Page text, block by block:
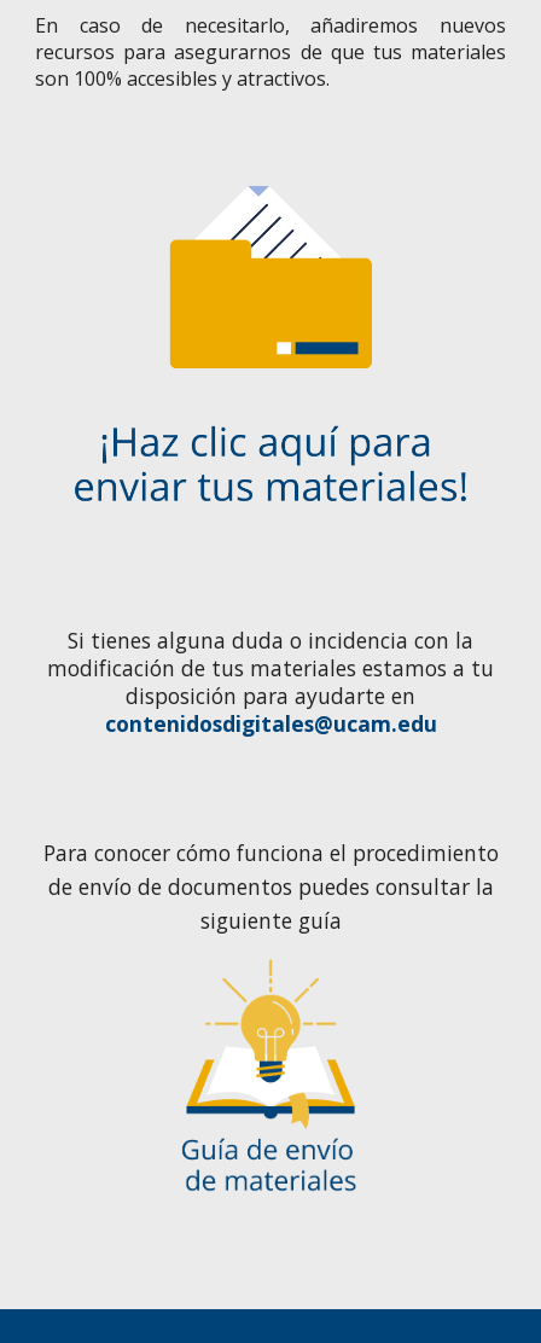
En caso de necesitarlo, añadiremos nuevos
recursos para asegurarnos de que tus materiales
son 100% accesibles y atractivos.
Si tienes alguna duda o incidencia con la
modificación de tus materiales estamos a tu
disposición para ayudarte en
contenidosdigitales@ucam.edu
Para conocer cómo funciona el procedimiento
de envío de documentos puedes consultar la
siguiente guía